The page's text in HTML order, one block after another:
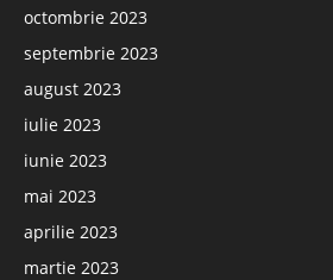
octombrie 2023
septembrie 2023
august 2023
iulie 2023
iunie 2023
mai 2023
aprilie 2023
martie 2023